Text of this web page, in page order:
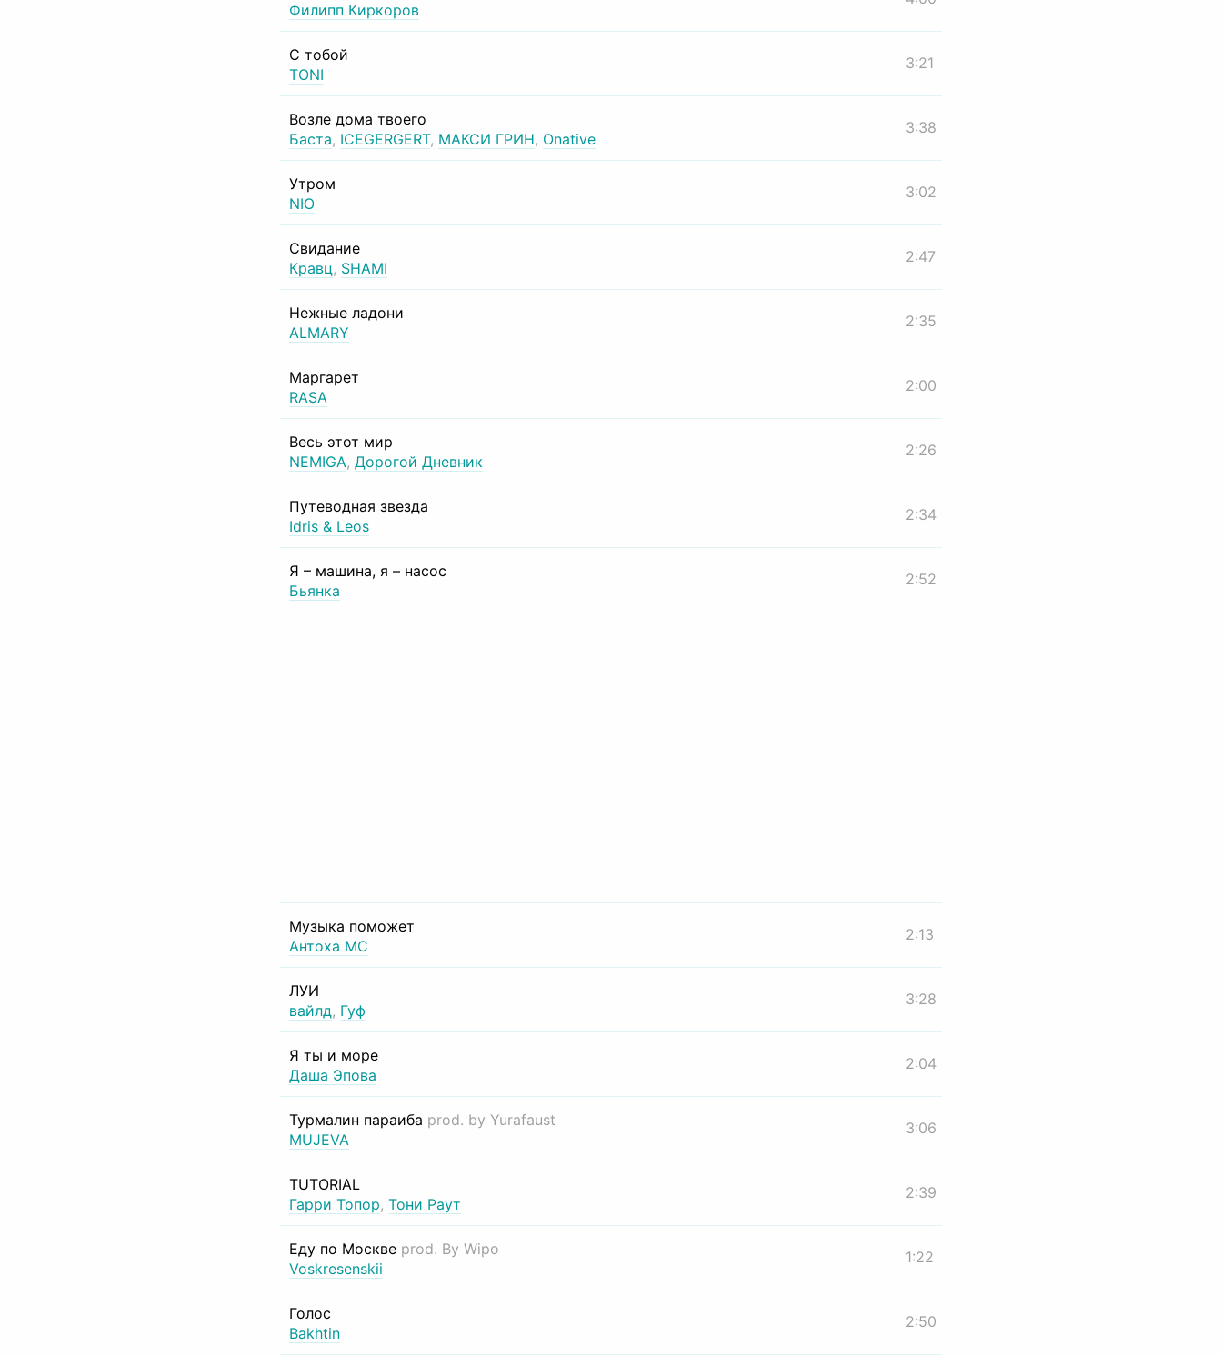
Филипп Киркоров
С тобой
TONI
3:21
Возле дома твоего
Баста, ICEGERGERT, МАКСИ ГРИН, Onative
3:38
Утром
NЮ
3:02
Свидание
Кравц, SHAMI
2:47
Нежные ладони
ALMARY
2:35
Маргарет
RASA
2:00
Весь этот мир
NEMIGA, Дорогой Дневник
2:26
Путеводная звезда
Idris & Leos
2:34
Я – машина, я – насос
Бьянка
2:52
Музыка поможет
Антоха МС
2:13
ЛУИ
вайлд, Гуф
3:28
Я ты и море
Даша Эпова
2:04
Турмалин параиба prod. by Yurafaust
MUJEVA
3:06
TUTORIAL
Гарри Топор, Тони Раут
2:39
Еду по Москве prod. By Wipo
Voskresenskii
1:22
Голос
Bakhtin
2:50